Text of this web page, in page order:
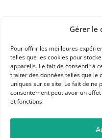
Gérer le
Pour offrir les meilleures
telles que les cookies pour
appareils. Le fait de consentir à
traiter des données telles que le
uniques sur ce site. Le fait de
consentement peut avoir un
et fonctions.
Association des
BP 6541 –